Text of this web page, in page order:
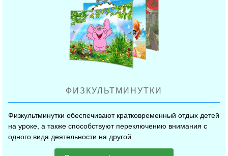
ФИЗКУЛЬТМИНУТКИ
Физкультминутки обеспечивают кратковременный отдых детей
на уроке, а также способствуют переключению внимания с
одного вида деятельности на другой.